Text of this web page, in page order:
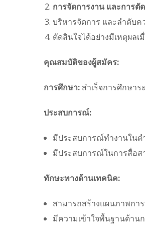
การจัดการงาน และการตั
บริหารจัดการ และลำดับ
ตัดสินใจได้อย่างมีเหตุผล
คุณสมบัติของผู้สมัคร:
การศึกษา: สำเร็จการศึกษา
ประสบการณ์:
มีประสบการณ์ทำงานในต
มีประสบการณ์ในการสื่อส
ทักษะทางด้านเทคนิค:
สามารถสร้างแผนภาพกา
มีความเข้าใจพื้นฐานด้าน